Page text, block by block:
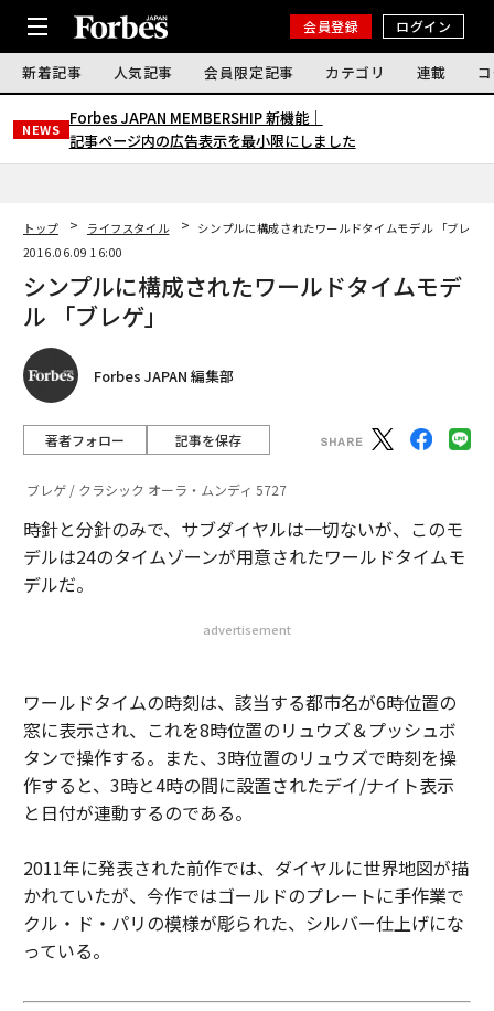
会員登録 ログイン
新着記事 人気記事 会員限定記事 カテゴリ 連載
NEWS
Forbes JAPAN MEMBERSHIP 新機能｜
記事ページ内の広告表示を最小限にしました
トップ ライフスタイル
シンプルに構成されたワールドタイムモデル 「ブレゲ」
2016.06.09 16:00
シンプルに構成されたワールドタイムモデ
ル 「ブレゲ」
Forbes JAPAN 編集部
著者フォロー 記事を保存
ブレゲ / クラシック オーラ・ムンディ 5727
時針と分針のみで、サブダイヤルは一切ないが、このモ
デルは24のタイムゾーンが用意されたワールドタイムモ
デルだ。
advertisement
ワールドタイムの時刻は、該当する都市名が6時位置の
窓に表示され、これを8時位置のリュウズ＆プッシュボ
タンで操作する。また、3時位置のリュウズで時刻を操
作すると、3時と4時の間に設置されたデイ/ナイト表示
と日付が連動するのである。
2011年に発表された前作では、ダイヤルに世界地図が描
かれていたが、今作ではゴールドのプレートに手作業で
クル・ド・パリの模様が彫られた、シルバー仕上げにな
っている。